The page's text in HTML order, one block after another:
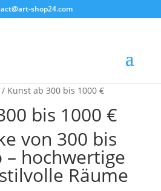
shop24.com
/ Kunst ab 300 bis 1000 €
bis 1000 €
von 300 bis
– hochwertige
Räume